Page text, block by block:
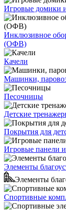
Игровые домики
Инклюзивное
(ОФВ)
Качели
Машинки,
Песочницы
Детские
Покрытия для
Игровые панели
Элементы
Элементы
Спортивные